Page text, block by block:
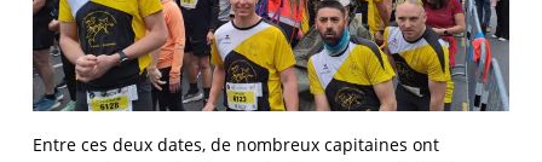
Entre ces deux dates, de nombreux capitaines ont